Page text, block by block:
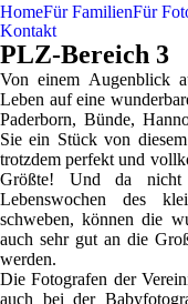
HomeFür FamilienFür
Kontakt
PLZ-Bereich 3
Von einem Augenblick
Leben auf eine
Paderborn, Bünde,
Sie ein Stück von
trotzdem perfekt und
Größte! Und da
Lebenswochen des
schweben, können die
auch sehr gut an die
werden.
Die Fotografen der
auch bei der